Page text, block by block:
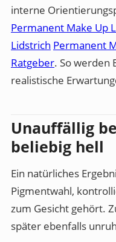
interne
Permanent Make Up
Lidstrich Permanent
Ratgeber. So werden
realistische
Unauffällig
beliebig hell
Ein natürliches
Pigmentwahl,
zum Gesicht gehört.
später ebenfalls